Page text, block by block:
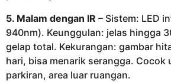
5. Malam dengan IR – Sistem: LED
940nm). Keunggulan: jelas hingga
gelap total. Kekurangan: gambar
hari, bisa menarik serangga. Cocok
parkiran, area luar ruangan.